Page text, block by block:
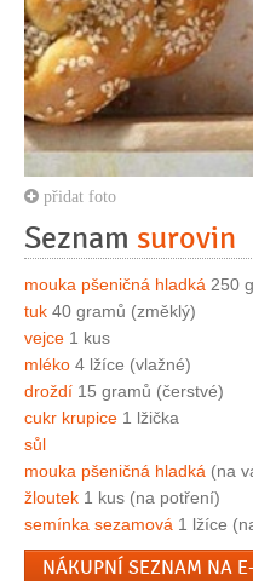
přidat foto
Seznam surovin
mouka pšeničná hladká 250
tuk 40 gramů (změklý)
vejce 1 kus
mléko 4 lžíce (vlažné)
droždí 15 gramů (čerstvé)
cukr krupice 1 lžička
sůl
mouka pšeničná hladká (na
žloutek 1 kus (na potření)
semínka sezamová 1 lžíce
NÁKUPNÍ SEZNAM NA